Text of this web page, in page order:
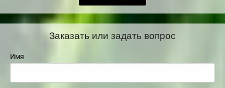
Заказать или задать вопрос
Имя